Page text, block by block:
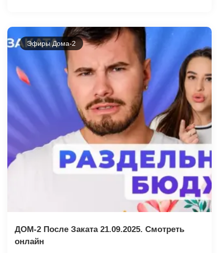
Эфиры Дома-2
ДОМ-2 После Заката 21.09.2025. Смотреть
онлайн